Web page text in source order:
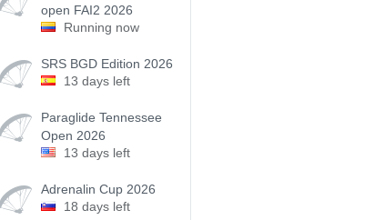
open FAI2 2026
Running now
SRS BGD Edition 2026
13 days left
Paraglide Tennessee
Open 2026
13 days left
Adrenalin Cup 2026
18 days left